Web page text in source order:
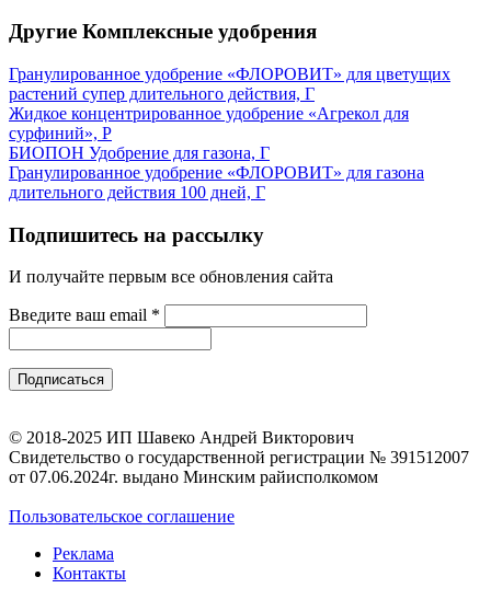
Другие Комплексные удобрения
Гранулированное удобрение «ФЛОРОВИТ» для цветущих
растений супер длительного действия, Г
Жидкое концентрированное удобрение «Агрекол для
сурфиний», Р
БИОПОН Удобрение для газона, Г
Гранулированное удобрение «ФЛОРОВИТ» для газона
длительного действия 100 дней, Г
Подпишитесь на рассылку
И получайте первым все обновления сайта
Введите ваш email *
© 2018-2025 ИП Шавеко Андрей Викторович
Свидетельство о государственной регистрации № 391512007
от 07.06.2024г. выдано Минским райисполкомом
Пользовательское соглашение
Реклама
Контакты